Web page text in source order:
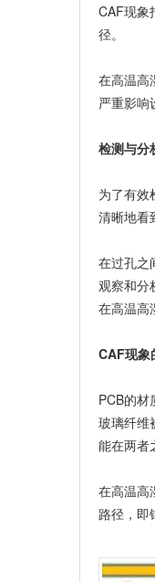
CAF现象
径。
在高温高
严重影响
检测与分
为了有效
清晰地看
在过孔之
观察和分
在高温高
CAF现象
PCB的材
玻璃纤维
能在两者
在高温高
路径，即